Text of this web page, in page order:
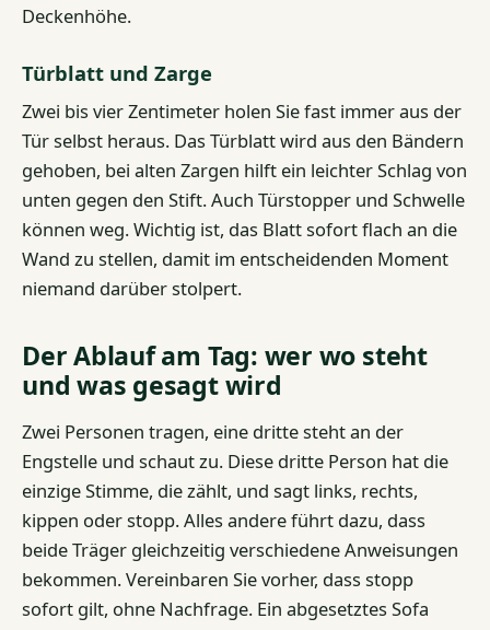
Deckenhöhe.
Türblatt und Zarge
Zwei bis vier Zentimeter holen Sie fast immer aus der
Tür selbst heraus. Das Türblatt wird aus den Bändern
gehoben, bei alten Zargen hilft ein leichter Schlag von
unten gegen den Stift. Auch Türstopper und Schwelle
können weg. Wichtig ist, das Blatt sofort flach an die
Wand zu stellen, damit im entscheidenden Moment
niemand darüber stolpert.
Der Ablauf am Tag: wer wo steht
und was gesagt wird
Zwei Personen tragen, eine dritte steht an der
Engstelle und schaut zu. Diese dritte Person hat die
einzige Stimme, die zählt, und sagt links, rechts,
kippen oder stopp. Alles andere führt dazu, dass
beide Träger gleichzeitig verschiedene Anweisungen
bekommen. Vereinbaren Sie vorher, dass stopp
sofort gilt, ohne Nachfrage. Ein abgesetztes Sofa